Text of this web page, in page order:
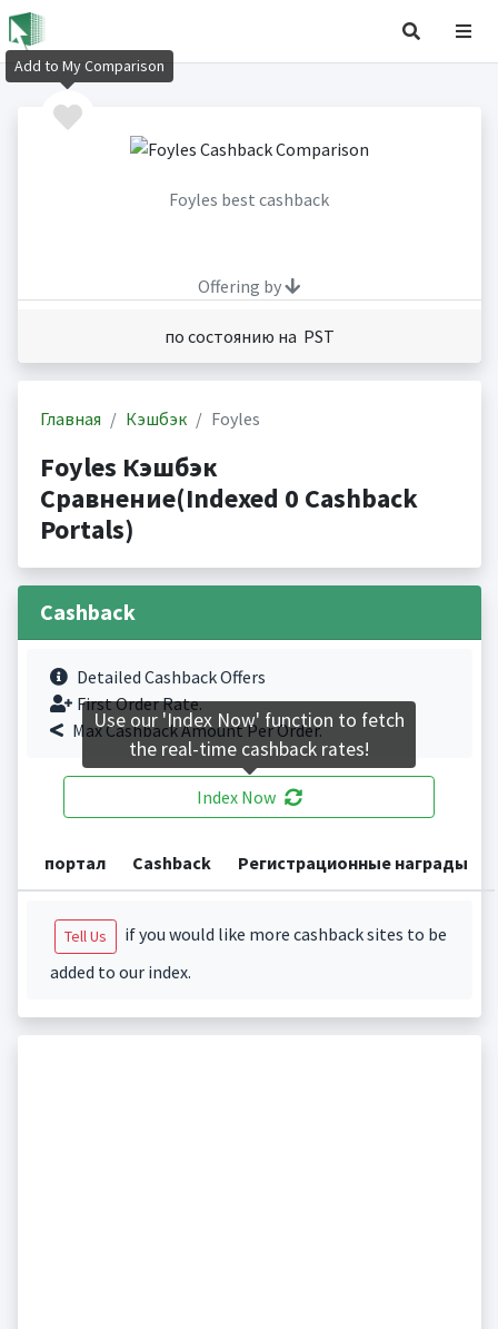
Foyles best cashback
Offering by
по состоянию на PST
Главная Кэшбэк Foyles
Foyles Кэшбэк
Сравнение(Indexed 0 Cashback
Portals)
Cashback
Detailed Cashback Offers
First Order Rate.
Max Cashback Amount Per Order.
Index Now
портал Cashback Регистрационные награды
Tell Us
if you would like more cashback sites to be
added to our index.
Add to My Comparison
Use our 'Index Now' function to fetch
the real-time cashback rates!